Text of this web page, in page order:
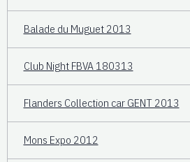
Balade du Muguet 2013
Club Night FBVA 180313
Flanders Collection car GENT 2013
Mons Expo 2012